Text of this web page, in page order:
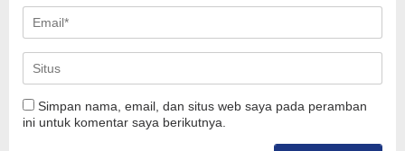
Simpan nama, email, dan situs web saya pada peramban
ini untuk komentar saya berikutnya.